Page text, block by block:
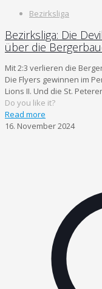
Bezirksliga
Bezirksliga: Die
über die
Mit 2:3 verlieren die
Die Flyers gewinnen im
Lions II. Und die St.
Do you like it?
Read more
16. November 2024